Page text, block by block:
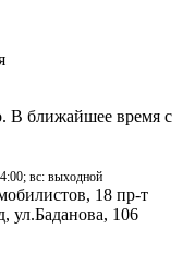
В ближайшее время с
вс: выходной
18 пр-т
ул.Баданова, 106